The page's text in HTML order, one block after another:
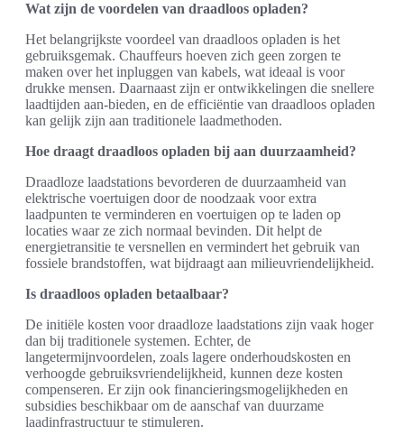
Wat zijn de voordelen van draadloos opladen?
Het belangrijkste voordeel van draadloos opladen is het
gebruiksgemak. Chauffeurs hoeven zich geen zorgen te
maken over het inpluggen van kabels, wat ideaal is voor
drukke mensen. Daarnaast zijn er ontwikkelingen die snellere
laadtijden aan-bieden, en de efficiëntie van draadloos opladen
kan gelijk zijn aan traditionele laadmethoden.
Hoe draagt draadloos opladen bij aan duurzaamheid?
Draadloze laadstations bevorderen de duurzaamheid van
elektrische voertuigen door de noodzaak voor extra
laadpunten te verminderen en voertuigen op te laden op
locaties waar ze zich normaal bevinden. Dit helpt de
energietransitie te versnellen en vermindert het gebruik van
fossiele brandstoffen, wat bijdraagt aan milieuvriendelijkheid.
Is draadloos opladen betaalbaar?
De initiële kosten voor draadloze laadstations zijn vaak hoger
dan bij traditionele systemen. Echter, de
langetermijnvoordelen, zoals lagere onderhoudskosten en
verhoogde gebruiksvriendelijkheid, kunnen deze kosten
compenseren. Er zijn ook financieringsmogelijkheden en
subsidies beschikbaar om de aanschaf van duurzame
laadinfrastructuur te stimuleren.